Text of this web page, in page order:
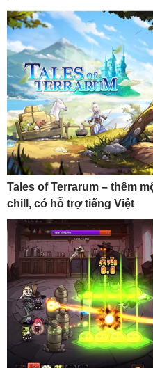
Tales of Terrarum – thêm
chill, có hỗ trợ tiếng Việt